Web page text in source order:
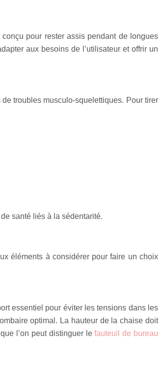
pour rester assis pendant de longues
aux besoins de l’utilisateur et offrir un
troubles musculo-squelettiques. Pour tirer
santé liés à la sédentarité.
éléments à considérer pour faire un choix
essentiel pour éviter les tensions dans les
optimal. La hauteur de la chaise doit
l’on peut distinguer lefauteuil de bureau